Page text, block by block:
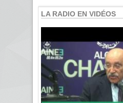
LA RADIO EN VIDÉOS